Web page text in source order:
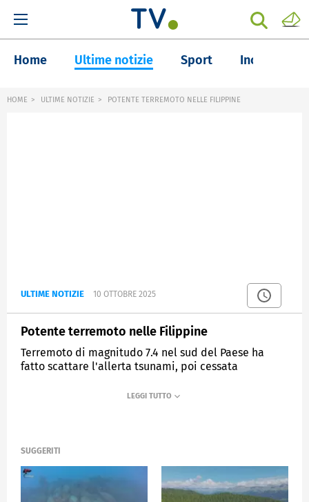
Home Ultime notizie Sport Inchieste
HOME ULTIME NOTIZIE POTENTE TERREMOTO NELLE FILIPPINE
ULTIME NOTIZIE 10 OTTOBRE 2025
Potente terremoto nelle Filippine
Terremoto di magnitudo 7.4 nel sud del Paese ha
fatto scattare l'allerta tsunami, poi cessata
SUGGERITI